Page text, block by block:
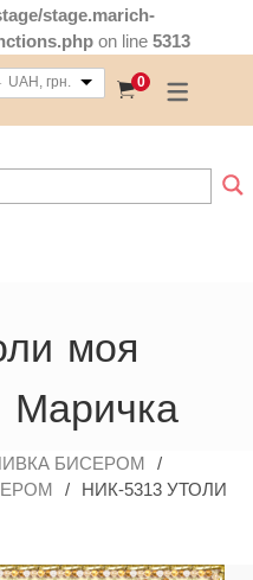
stage.marich-
on line 5313
ВЫШИВКА
ВЫШИВКА
картин
ВЫШИВКА
Наборы для вышивки
UAH, грн. 0
моя
БИСЕРОМ
/
/
НИК-5313 УТОЛИ